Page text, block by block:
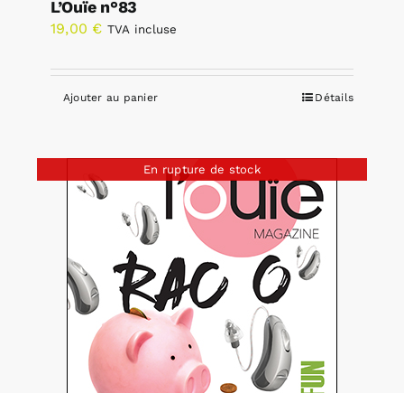
L’Ouïe n°83
19,00 € TVA incluse
Ajouter au panier Détails
En rupture de stock